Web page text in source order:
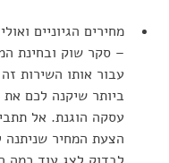
מחירים הגיוניים
– סקר שוק ובחינת
עבור אותו השירות
ביותר שיקנה לכם
עסקה הוגנת. אל
הצעת המחיר שניתנה